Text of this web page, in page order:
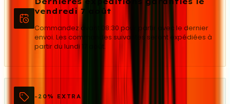
vendredi 7 août
Commandez avant 08:30 pour partir avec le dernier
envoi. Les commandes suivantes seront expédiées à
partir du lundi 17 août.
-20% EXTRA